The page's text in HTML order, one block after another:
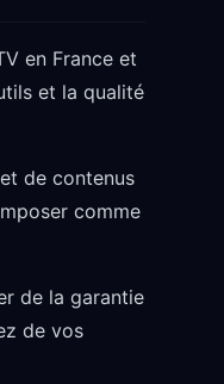
en France et
et la qualité
de contenus
comme
de la garantie
de vos